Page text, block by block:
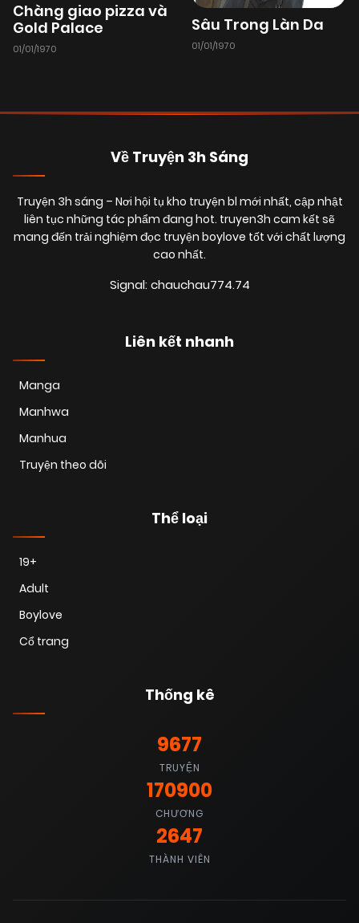
Chàng giao pizza và
Gold Palace
01/01/1970
Sâu Trong Làn Da
01/01/1970
Về Truyện 3h Sáng
Truyện 3h sáng – Nơi hội tụ kho truyện bl mới nhất, cập nhật
liên tục những tác phẩm đang hot. truyen3h cam kết sẽ
mang đến trải nghiệm đọc truyện boylove tốt với chất lượng
cao nhất.
Signal: chauchau774.74
Liên kết nhanh
Manga
Manhwa
Manhua
Truyện theo dõi
Thể loại
19+
Adult
Boylove
Cổ trang
Thống kê
9677
TRUYỆN
170900
CHƯƠNG
2647
THÀNH VIÊN